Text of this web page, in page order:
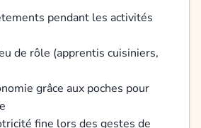
pendant les activités
de rôle (apprentis cuisiniers,
grâce aux poches pour
fine lors des gestes de